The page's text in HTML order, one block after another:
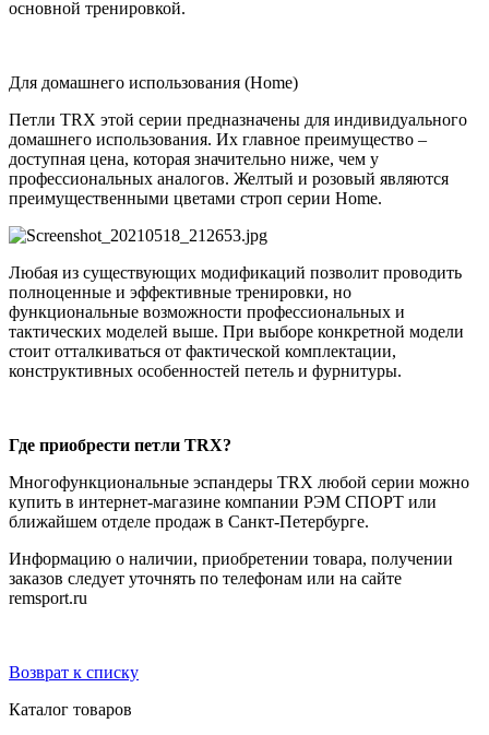
основной тренировкой.
Для домашнего использования (Home)
Петли TRX этой серии предназначены для индивидуального
домашнего использования. Их главное преимущество –
доступная цена, которая значительно ниже, чем у
профессиональных аналогов. Желтый и розовый являются
преимущественными цветами строп серии Home.
Любая из существующих модификаций позволит проводить
полноценные и эффективные тренировки, но
функциональные возможности профессиональных и
тактических моделей выше. При выборе конкретной модели
стоит отталкиваться от фактической комплектации,
конструктивных особенностей петель и фурнитуры.
Где приобрести петли TRX?
Многофункциональные эспандеры TRX любой серии можно
купить в интернет-магазине компании РЭМ СПОРТ или
ближайшем отделе продаж в Санкт-Петербурге.
Информацию о наличии, приобретении товара, получении
заказов следует уточнять по телефонам или на сайте
remsport.ru
Возврат к списку
Каталог товаров